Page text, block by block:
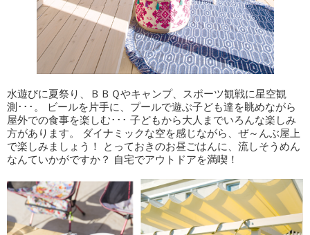
水遊びに夏祭り、ＢＢＱやキャンプ、スポーツ観戦に星空観
測･･･。 ビールを片手に、プールで遊ぶ子ども達を眺めながら
屋外での食事を楽しむ･･･ 子どもから大人までいろんな楽しみ
方があります。 ダイナミックな空を感じながら、ぜ～んぶ屋上
で楽しみましょう！ とっておきのお昼ごはんに、流しそうめん
なんていかがですか？ 自宅でアウトドアを満喫！